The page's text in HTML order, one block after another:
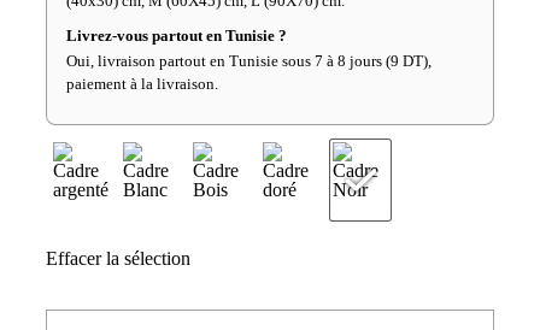
Livrez-vous partout en Tunisie ?
Oui, livraison partout en Tunisie sous 7 à 8 jours (9 DT),
paiement à la livraison.
Effacer la sélection